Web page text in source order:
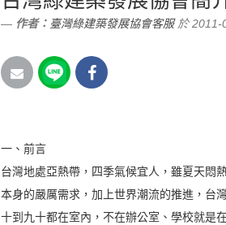
作者： 臺灣綠建築發展協會客服於 2011-
一、前言
台灣地處亞熱帶，四季氣候宜人，雖夏天悶
本身的嚴厲需求，加上世界潮流的推進，台
十到九十都在室內，不在辦公室、學校就是